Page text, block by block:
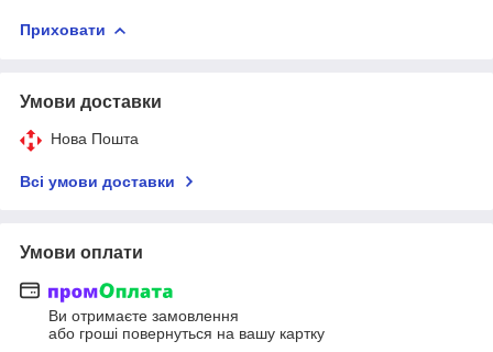
Приховати
Умови доставки
Нова Пошта
Всі умови доставки
Умови оплати
Ви отримаєте замовлення
або гроші повернуться на вашу картку